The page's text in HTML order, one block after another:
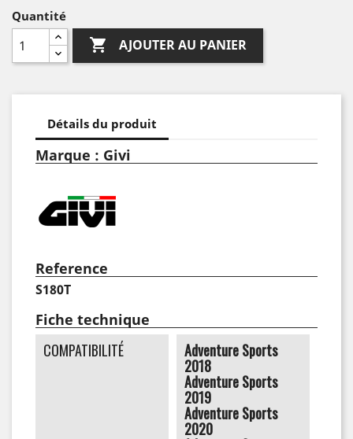
Quantité
 AJOUTER AU PANIER
Détails du produit
Marque : Givi
Reference
S180T
Fiche technique
COMPATIBILITÉ Adventure Sports
2018
Adventure Sports
2019
Adventure Sports
2020